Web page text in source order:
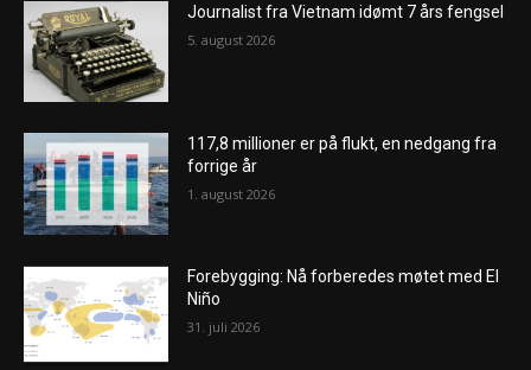
Journalist fra Vietnam idømt 7 års fengsel
5. august 2026
117,8 millioner er på flukt, en nedgang fra
forrige år
1. august 2026
Forebygging: Nå forberedes møtet med El
Niño
31. juli 2026